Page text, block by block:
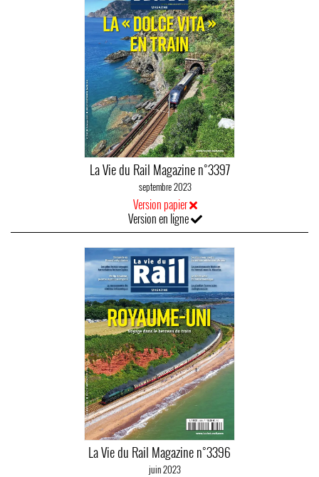
La Vie du Rail Magazine n°3397
septembre 2023
Version papier
Version en ligne
La Vie du Rail Magazine n°3396
juin 2023